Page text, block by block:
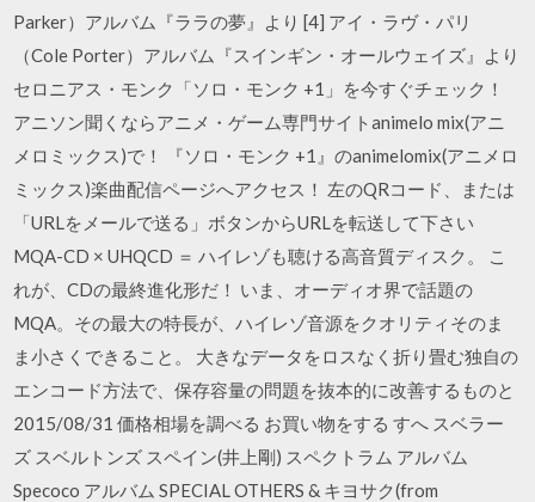
Parker）アルバム『ララの夢』より [4] アイ・ラヴ・パリ
（Cole Porter）アルバム『スインギン・オールウェイズ』より
セロニアス・モンク「ソロ・モンク +1」を今すぐチェック！
アニソン聞くならアニメ・ゲーム専門サイトanimelo mix(アニ
メロミックス)で！ 『ソロ・モンク +1』のanimelomix(アニメロ
ミックス)楽曲配信ページへアクセス！ 左のQRコード、または
「URLをメールで送る」ボタンからURLを転送して下さい
MQA-CD × UHQCD ＝ ハイレゾも聴ける高音質ディスク。 こ
れが、CDの最終進化形だ！ いま、オーディオ界で話題の
MQA。その最大の特長が、ハイレゾ音源をクオリティそのま
ま小さくできること。 大きなデータをロスなく折り畳む独自の
エンコード方法で、保存容量の問題を抜本的に改善するものと
2015/08/31 価格相場を調べる お買い物をする すへ スベラー
ズ スベルトンズ スペイン(井上剛) スペクトラム アルバム
Specoco アルバム SPECIAL OTHERS & キヨサク(from